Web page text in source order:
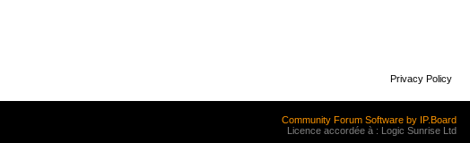
Privacy Policy
Community Forum Software by IP.Board
Licence accordée à : Logic Sunrise Ltd